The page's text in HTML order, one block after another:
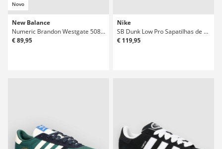
Novo
New Balance
Numeric Brandon Westgate 508 Sapatilhas de Skate
€ 89,95
Nike
SB Dunk Low Pro Sapatilhas de Skate
€ 119,95